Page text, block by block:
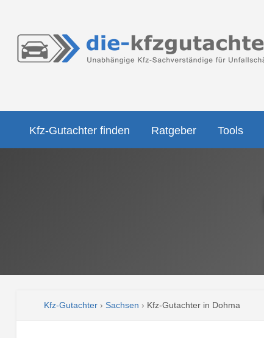
Kfz-Gutachter finden Ratgeber Tools
Kfz-Gutachter› Sachsen › Kfz-Gutachter in Dohma